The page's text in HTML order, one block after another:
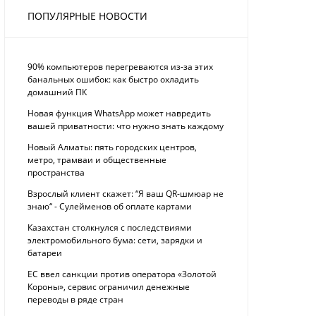
ПОПУЛЯРНЫЕ НОВОСТИ
90% компьютеров перегреваются из-за этих
банальных ошибок: как быстро охладить
домашний ПК
Новая функция WhatsApp может навредить
вашей приватности: что нужно знать каждому
Новый Алматы: пять городских центров,
метро, трамваи и общественные
пространства
Взрослый клиент скажет: “Я ваш QR-шмюар не
знаю“ - Сулейменов об оплате картами
Казахстан столкнулся с последствиями
электромобильного бума: сети, зарядки и
батареи
ЕС ввел санкции против оператора «Золотой
Короны», сервис ограничил денежные
переводы в ряде стран